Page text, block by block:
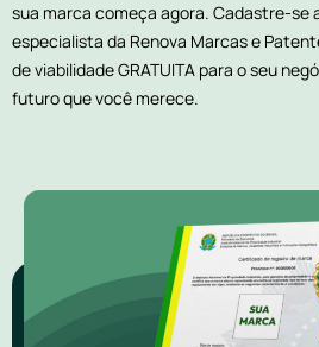
sua marca começa agora. Cadastre-se
especialista da Renova Marcas e
de viabilidade GRATUITA para o seu
futuro que você merece.